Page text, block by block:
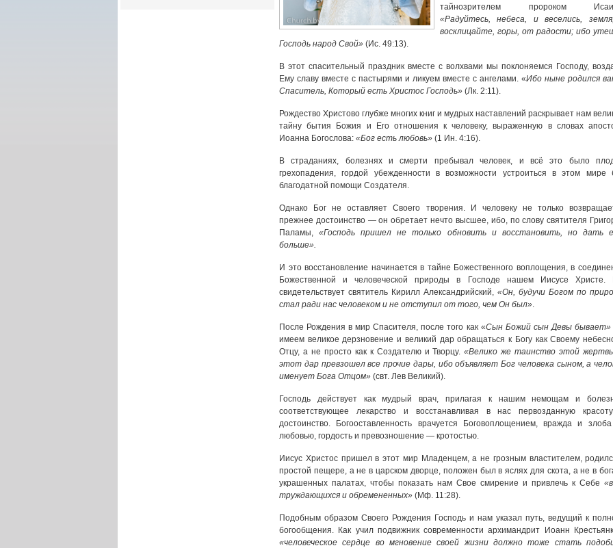
тайнозрителем пророком
«Радуйтесь, небеса, и веселись,
восклицайте, горы, от радости; ибо
Господь народ Свой» (Ис. 49:13).
В этот спасительный праздник вместе с волхвами мы поклоняемся Господу,
Ему славу вместе с пастырями и ликуем вместе с ангелами. «Ибо ныне родился
Спаситель, Который есть Христос Господь» (Лк. 2:11).
Рождество Христово глубже многих книг и мудрых наставлений раскрывает нам
тайну бытия Божия и Его отношения к человеку, выраженную в словах
Иоанна Богослова: «Бог есть любовь» (1 Ин. 4:16).
В страданиях, болезнях и смерти пребывал человек, и всё это было
грехопадения, гордой убежденности в возможности устроиться в этом мире
благодатной помощи Создателя.
Однако Бог не оставляет Своего творения. И человеку не только
прежнее достоинство — он обретает нечто высшее, ибо, по слову святителя
Паламы, «Господь пришел не только обновить и восстановить, но дать
больше».
И это восстановление начинается в тайне Божественного воплощения, в
Божественной и человеческой природы в Господе нашем Иисусе Христе.
свидетельствует святитель Кирилл Александрийский, «Он, будучи Богом по
стал ради нас человеком и не отступил от того, чем Он был».
После Рождения в мир Спасителя, после того как «Сын Божий сын Девы бывает»
имеем великое дерзновение и великий дар обращаться к Богу как Своему
Отцу, а не просто как к Создателю и Творцу.«Велико же таинство этой
этот дар превзошел все прочие дары, ибо объявляет Бог человека сыном, а
именует Бога Отцом» (свт. Лев Великий).
Господь действует как мудрый врач, прилагая к нашим немощам и
соответствующее лекарство и восстанавливая в нас первозданную
достоинство. Богооставленность врачуется Боговоплощением, вражда и
любовью, гордость и превозношение — кротостью.
Иисус Христос пришел в этот мир Младенцем, а не грозным властителем,
простой пещере, а не в царском дворце, положен был в яслях для скота, а не в
украшенных палатах, чтобы показать нам Свое смирение и привлечь к Себе
труждающихся и обремененных» (Мф. 11:28).
Подобным образом Своего Рождения Господь и нам указал путь, ведущий к
богообщения. Как учил подвижник современности архимандрит Иоанн
«человеческое сердце во мгновение своей жизни должно тоже стать